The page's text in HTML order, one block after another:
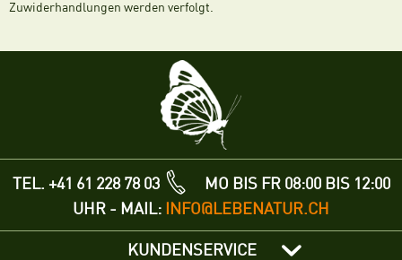
Zuwiderhandlungen werden verfolgt.
TEL. +41 61 228 78 03
MO BIS FR 08:00 BIS 12:00
UHR - MAIL: INFO@LEBENATUR.CH
KUNDENSERVICE